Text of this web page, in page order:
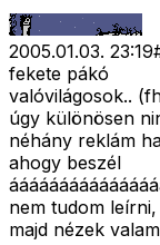
2005.01.03. 23:19
fekete pákó
valóvilágosok..
úgy különösen
néhány reklám
ahogy beszél
nem tudom
majd nézek